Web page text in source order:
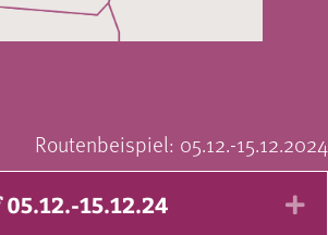
Routenbeispiel: 05.12.-15.12.2024
15.12.24